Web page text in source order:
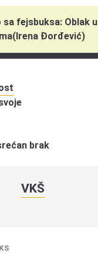
fejsbuksa: Oblak u
Đorđević)
brak
VKŠ